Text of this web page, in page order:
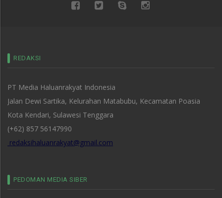
REDAKSI
PT Media Haluanrakyat Indonesia
Jalan Dewi Sartika, Kelurahan Matabubu, Kecamatan Poasia
Kota Kendari, Sulawesi Tenggara
(+62) 857 56147990
redaksihaluanrakyat@gmail.com
PEDOMAN MEDIA SIBER